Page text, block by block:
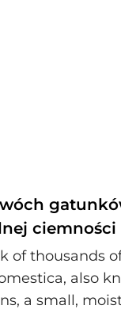
ciemności
of thousands
also
a small,